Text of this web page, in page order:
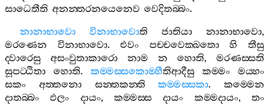
සාධෙතීති අනන‍්තරනයෙනෙව වෙදිතබ‍්බං.
නානාභාවො
විනාභාවොති ජාතියා නානාභාවො,
මරණෙන
විනාභාවො.එවං පච‍්චවෙක‍්ඛතො හි
තීසු
ද‍්වාරෙසු
අසංවුතාකාරො නාම න හොති, මරණස‍්සති
සූපට‍්ඨිතා
හොති. කම‍්මස‍්සකොම‍්හීතිආදීසු කම‍්මං
මය‍්හං
සකං
අත‍්තනො සන‍්තකන‍්ති කම‍්මස‍්සකා. කම‍්මෙන
දාතබ‍්බං
ඵලං දායං,කම‍්මස‍්ස දායං කම‍්මදායං,තං